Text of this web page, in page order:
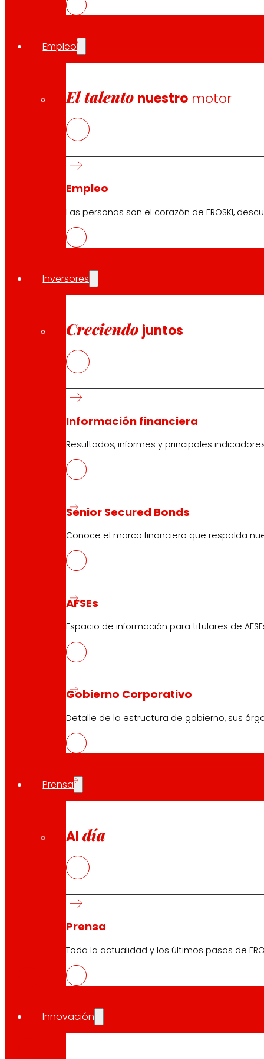
Empleo
El talento nuestro motor
Empleo
Las personas son el corazón de EROSKI,
Inversores
Creciendo juntos
Información financiera
Resultados, informes y principales
Senior Secured Bonds
Conoce el marco financiero que respalda
AFSEs
Espacio de información para titulares de
Gobierno Corporativo
Detalle de la estructura de gobierno, sus
Prensa
Al día
Prensa
Toda la actualidad y los últimos pasos de
Innovación
EUS